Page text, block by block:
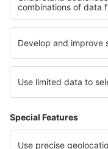
Integritet